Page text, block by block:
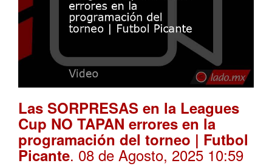
Las SORPRESAS en la Leagues
Cup NO TAPAN errores en la
programación del torneo | Futbol
Picante. 08 de Agosto, 2025 10:59